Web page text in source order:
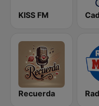
KISS FM
Recuerda